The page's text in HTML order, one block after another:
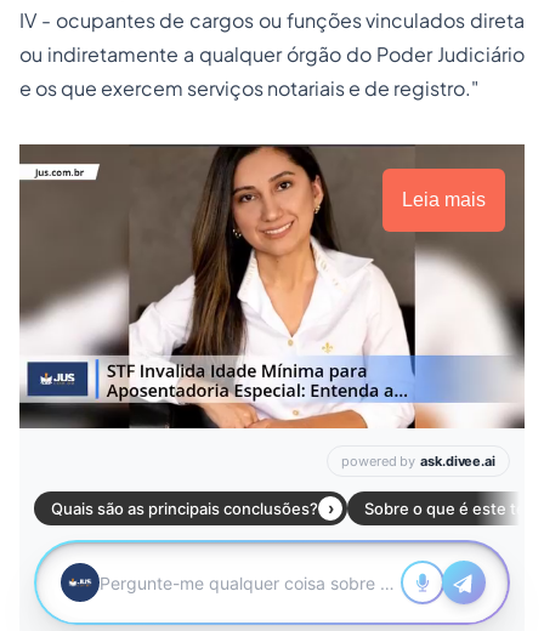
IV - ocupantes de cargos ou funções vinculados direta
ou indiretamente a qualquer órgão do Poder Judiciário
e os que exercem serviços notariais e de registro."
Leia mais